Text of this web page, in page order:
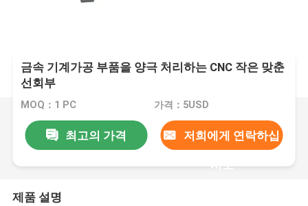
금속 기계가공 부품을 양극 처리하는 CNC 작은 맞춘
선회부
MOQ：1 PC 가격：5USD
최고의 가격 저희에게 연락하십
시오
제품 설명